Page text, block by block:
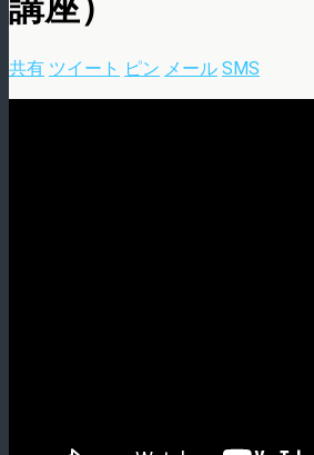
共有 ツイート ピン メール SMS